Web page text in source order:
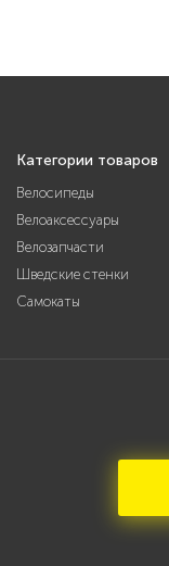
Категории товаров
Велосипеды
Велоаксессуары
Велозапчасти
Шведские стенки
Самокаты